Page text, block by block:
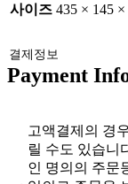
사이즈 435 × 145 ×
결제정보
Payment
고액결제의 경
릴 수도 있습니
인 명의의 주문